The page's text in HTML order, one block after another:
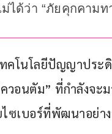
ได้ว่า “ภัยคุกคาม
คโนโลยีปัญญาประดิ
วอนตัม” ที่กำลังจะ
ซเบอร์ที่พัฒนาอย่าง